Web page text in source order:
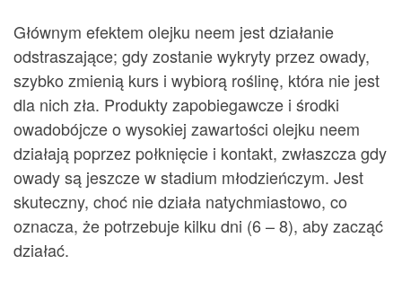
Głównym efektem olejku neem jest działanie
odstraszające; gdy zostanie wykryty przez owady,
szybko zmienią kurs i wybiorą roślinę, która nie jest
dla nich zła. Produkty zapobiegawcze i środki
owadobójcze o wysokiej zawartości olejku neem
działają poprzez połknięcie i kontakt, zwłaszcza gdy
owady są jeszcze w stadium młodzieńczym. Jest
skuteczny, choć nie działa natychmiastowo, co
oznacza, że potrzebuje kilku dni (6 – 8), aby zacząć
działać.